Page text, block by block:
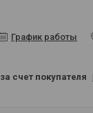
График работы
за счет покупателя